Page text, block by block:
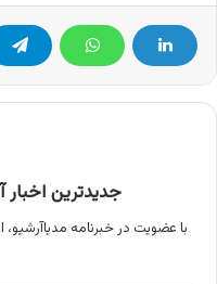
جدیدترین اخبار
با عضویت در خبرنامه مدیاآرشیو،